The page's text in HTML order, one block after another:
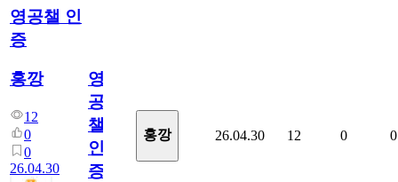
영공챌 인
증
홍깡
12
0
0
26.04.30
영
공
챌
인
증
홍깡 26.04.30 12 0 0